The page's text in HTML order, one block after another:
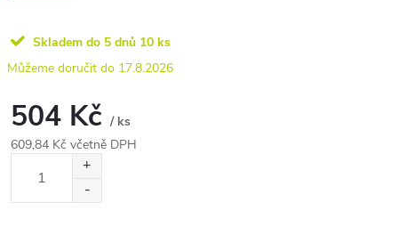
Skladem do 5 dnů 10 ks
17.8.2026
504 Kč / ks
609,84 Kč včetně DPH